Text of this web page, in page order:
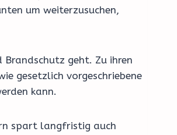
um weiterzusuchen,
Brandschutz geht. Zu ihren
gesetzlich vorgeschriebene
kann.
spart langfristig auch